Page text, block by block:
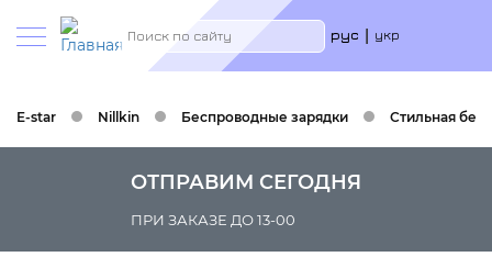
Search рус укр
E-star Nillkin Беcпроводные зарядки Стильная
ОТПРАВИМ СЕГОДНЯ
ПРИ ЗАКАЗЕ ДО 13-00